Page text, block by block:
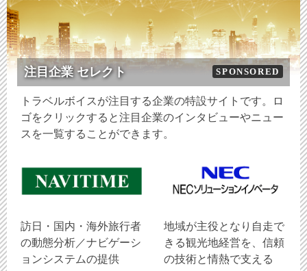
注目企業 セレクト SPONSORED
トラベルボイスが注目する企業の特設サイトです。ロ
ゴをクリックすると注目企業のインタビューやニュー
スを一覧することができます。
訪日・国内・海外旅行者
の動態分析／ナビゲーシ
ョンシステムの提供
地域が主役となり自走で
きる観光地経営を、信頼
の技術と情熱で支える